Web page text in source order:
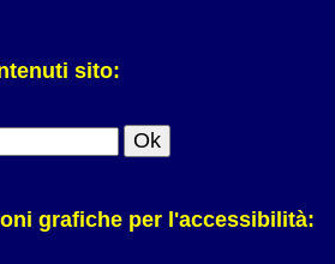
sito:
grafiche per l'accessibilità: